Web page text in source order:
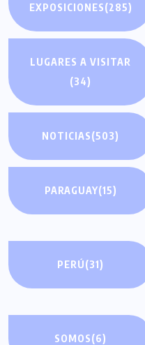
EXPOSICIONES(285)
LUGARES A VISITAR
(34)
NOTICIAS(503)
PARAGUAY(15)
PERÚ(31)
SOMOS(6)